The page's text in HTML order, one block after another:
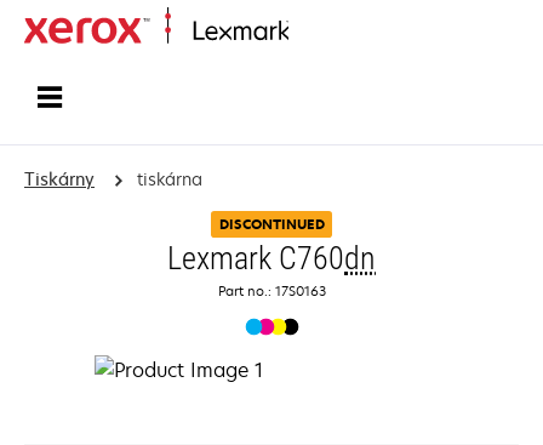
Tiskárny tiskárna
DISCONTINUED
Lexmark C760dn
Part no.: 17S0163